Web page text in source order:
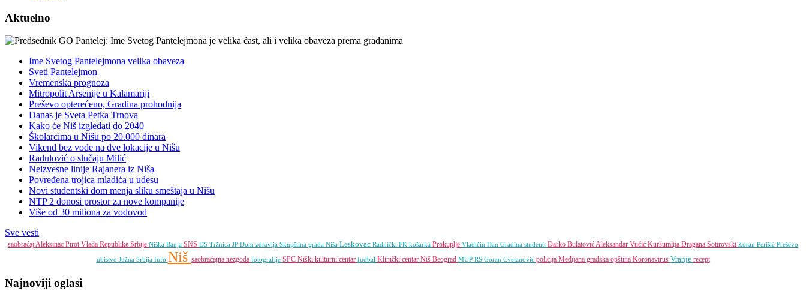
Aktuelno
Ime Svetog Pantelejmona velika obaveza
Sveti Pantelejmon
Vremenska prognoza
Mitropolit Arsenije u Kalamariji
Preševo opterećeno, Gradina prohodnija
Danas je Sveta Petka Trnova
Kako će Niš izgledati do 2040
Školarcima u Nišu po 20.000 dinara
Vikend bez vode na dve lokacije u Nišu
Radulović o slučaju Milić
Neizvesne linije Rajanera iz Niša
Povređena trojica mladića u udesu
Novi studentski dom menja sliku smeštaja u Nišu
NTP 2 donosi prostor za nove kompanije
Više od 30 miliona za vodovod
Sve vesti
saobraćajAleksinac PirotVlada Republike Srbije Niška Banja SNS DS Tržnica JP Dom zdravlja Skupština grada Niša Leskovac Radnički FK košarka Prokuplje Vladičin Han Gradina studenti Darko BulatovićAleksandar Vučić Kuršumlija Dragana Sotirovski Zoran Perišić Preševo
ubistvo Južna Srbija Info Niš saobraćajna nezgoda fotografije SPC Niški kulturni centar fudbal Klinički centar Niš Beograd MUP RS Goran Cvetanović policija Medijana gradska opština Koronavirus Vranje recept
Najnoviji oglasi